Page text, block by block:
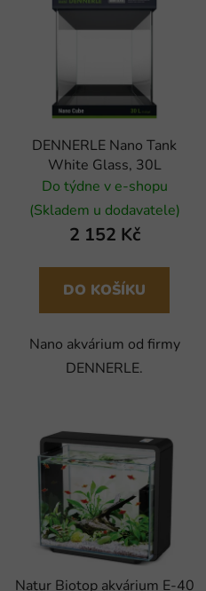
DENNERLE Nano Tank
White Glass, 30L
Do týdne v e-shopu
(Skladem u dodavatele)
2 152 Kč
DO KOŠÍKU
Nano akvárium od firmy
DENNERLE.
Natur Biotop akvárium E-40